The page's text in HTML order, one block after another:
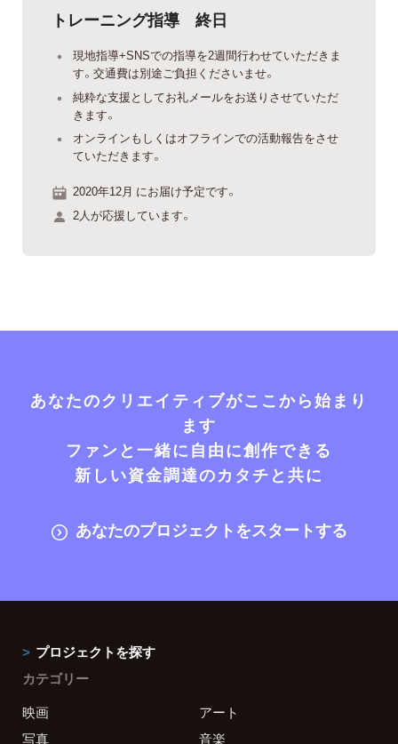
トレーニング指導 終日
現地指導+SNSでの指導を2週間行わせていただきま
す。交通費は別途ご負担くださいませ。
純粋な支援としてお礼メールをお送りさせていただ
きます。
オンラインもしくはオフラインでの活動報告をさせ
ていただきます。
2020年12月 にお届け予定です。
2人が応援しています。
あなたのクリエイティブがここから始まり
ます
ファンと一緒に自由に創作できる
新しい資金調達のカタチと共に
あなたのプロジェクトをスタートする
プロジェクトを探す
カテゴリー
映画
アート
写真
音楽